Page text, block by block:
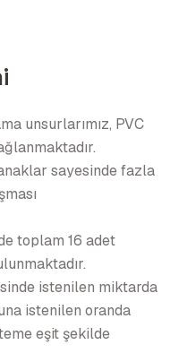
unsurlarımız, PVC
sayesinde fazla
toplam 16 adet
istenilen miktarda
istenilen oranda
eşit şekilde